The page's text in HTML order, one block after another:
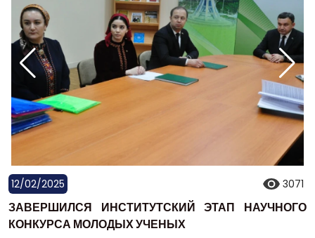
12/02/2025 3071
ЗАВЕРШИЛСЯ ИНСТИТУТСКИЙ ЭТАП НАУЧНОГО
КОНКУРСА МОЛОДЫХ УЧЕНЫХ